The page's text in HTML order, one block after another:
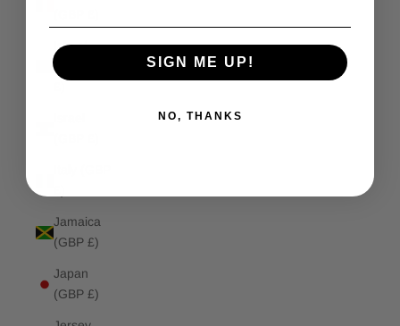
Isle of
Man (GBP
Jamaica
(GBP £)
Japan
(GBP £)
SIGN ME UP!
NO, THANKS